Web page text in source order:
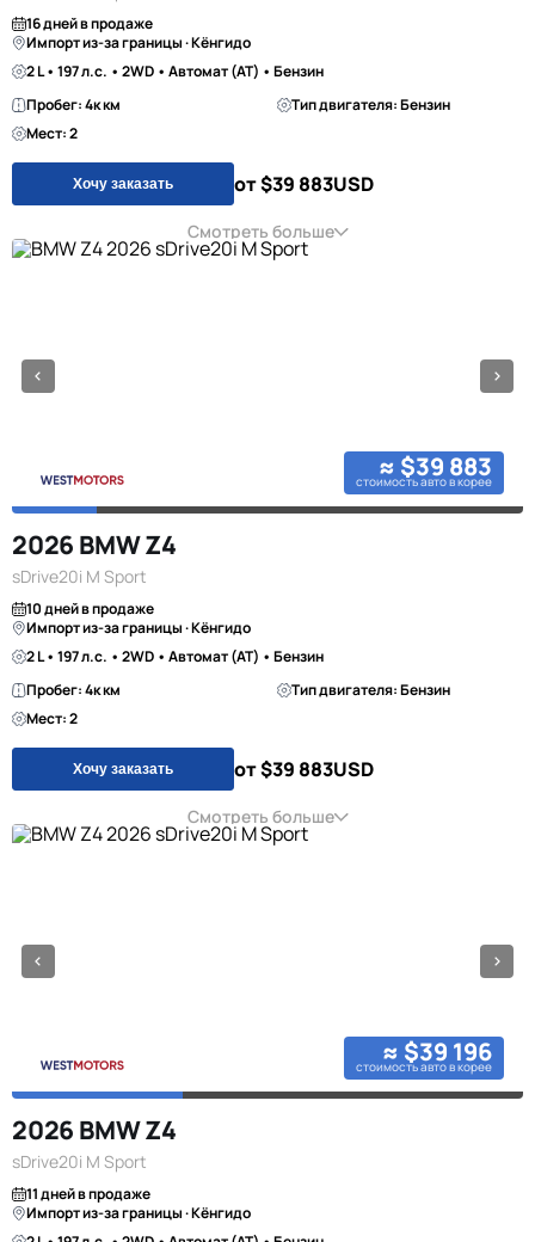
16 дней в продаже
Импорт из-за границы · Кёнгидо
2 L • 197 л.с. • 2WD • Автомат (AT) • Бензин
Пробег: 4к км
Тип двигателя: Бензин
Мест: 2
Хочу заказать от $39 883USD
Смотреть больше
≈ $39 883
стоимость авто в корее
2026 BMW Z4
sDrive20i M Sport
10 дней в продаже
Импорт из-за границы · Кёнгидо
2 L • 197 л.с. • 2WD • Автомат (AT) • Бензин
Пробег: 4к км
Тип двигателя: Бензин
Мест: 2
Хочу заказать от $39 883USD
Смотреть больше
≈ $39 196
стоимость авто в корее
2026 BMW Z4
sDrive20i M Sport
11 дней в продаже
Импорт из-за границы · Кёнгидо